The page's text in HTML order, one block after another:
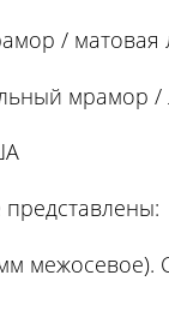
/ матовая
мрамор /
представлены:
межосевое).